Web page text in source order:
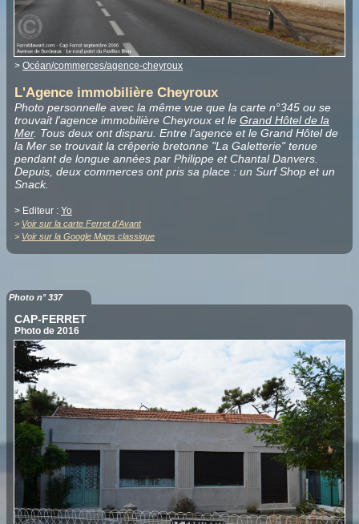
> Océan/commerces/agence-cheyroux
L'Agence immobilière Cheyroux
Photo personnelle avec la même vue que la carte n°345 ou se
trouvait l'agence immobilière Cheyroux et le Grand Hôtel de la
Mer. Tous deux ont disparu. Entre l'agence et le Grand Hôtel de
la Mer se trouvait la crêperie bretonne "La Galetterie" tenue
pendant de longue années par Philippe et Chantal Danvers.
Depuis, deux commerces ont pris sa place : un Surf Shop et un
Snack.
> Editeur : Yo
> Voir sur la carte Ferret d'Avant
> Voir sur la Google Maps classique
Photo n° 337
CAP-FERRET
Photo de 2016